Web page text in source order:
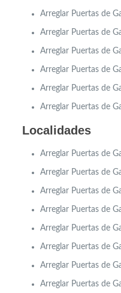
Arreglar Puertas de
Arreglar Puertas de
Arreglar Puertas de
Arreglar Puertas de
Arreglar Puertas de
Arreglar Puertas de
Localidades
Arreglar Puertas de
Arreglar Puertas de
Arreglar Puertas de
Arreglar Puertas de
Arreglar Puertas de
Arreglar Puertas de
Arreglar Puertas de
Arreglar Puertas de